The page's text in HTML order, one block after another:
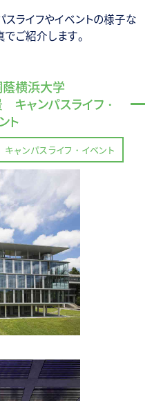
スライフやイベントの様子な
ご紹介します。
横浜大学
ャンパスライフ・
ト
キャンパスライフ・イベント